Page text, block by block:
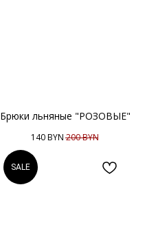
Брюки льняные "РОЗОВЫЕ"
140BYN 200BYN
SALE